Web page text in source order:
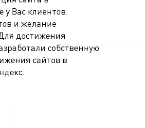
у Вас клиентов.
и желание
достижения
собственную
сайтов в